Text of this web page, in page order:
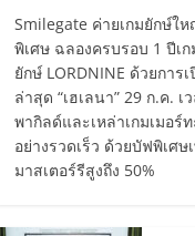
Smilegate ค่ายเกมยักษ์ใ
พิเศษ ฉลองครบรอบ 1 ปีเ
ยักษ์ LORDNINE ด้วยการ
ล่าสุด “เฮเลนา” 29 ก.ค.
พากิลด์และเหล่าเกมเมอร์
อย่างรวดเร็ว ด้วยบัฟพิเศษ
มาสเตอร์รีสูงถึง 50%